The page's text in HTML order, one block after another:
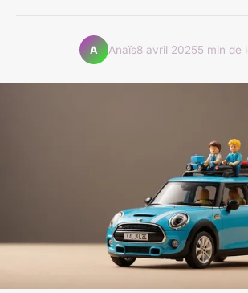
A Anaïs8 avril 20255 min de